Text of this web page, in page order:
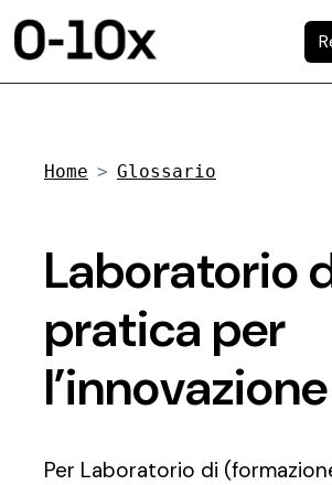
Home Glossario
Laboratorio
pratica per
l’innovazione
Per Laboratorio di